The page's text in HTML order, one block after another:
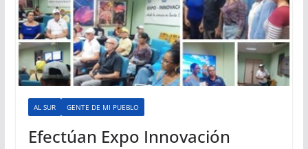
AL SUR GENTE DE MI PUEBLO
Efectúan Expo Innovación